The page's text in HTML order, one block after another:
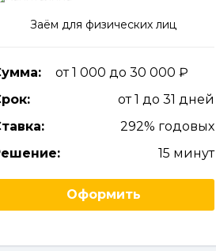
Заём для физических лиц
от 1 000 до 30 000
от 1 до 31 дней
292% годовых
15 минут
Оформить